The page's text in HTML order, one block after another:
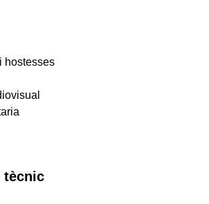
hostesses
tècnic